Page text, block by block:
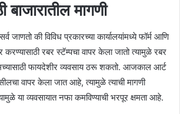
बाजारातील मागणी
जाणतो की विविध प्रकारच्या कार्यालयांमध्ये फॉर्म आणि
रबर स्टॅम्पचा वापर केला जातो त्यामुळे रबर
फायदेशीर व्यवसाय ठरू शकतो. आजकाल आर्ट
सीलचा वापर केला जात आहे, त्यामुळे त्याची मागणी
या व्यवसायात नफा कमविण्याची भरपूर क्षमता आहे.